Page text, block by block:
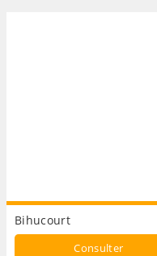
Bihucourt
Consulter